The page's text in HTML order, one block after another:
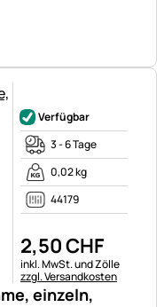
einzeln,
Verfügbar
3 - 6 Tage
0,02 kg
44179
2,50CHF
Steuerhinweis:
inkl. MwSt. und Zölle
zzgl. Versandkosten